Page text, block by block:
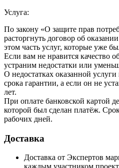
Услуга:
По закону «О защите прав
расторгнуть договор об
этом часть услуг, которые уже
Если вам не нравится качество
устраним недостатки или
О недостатках оказанной
срока гарантии, а если он не
лет.
При оплате банковской картой
которой был сделан платёж.
рабочих дней.
Доставка
Доставка от Экспертов